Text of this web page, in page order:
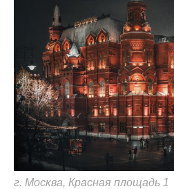
г. Москва, Красная площадь 1